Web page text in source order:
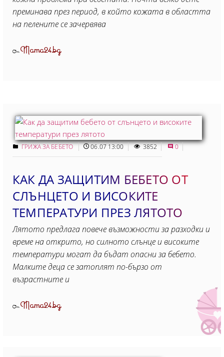
преминава през период, в който кожата в областта
на пелените се зачервява
ОтMama24.bg
ГРИЖА ЗА БЕБЕТО 06.07 13:00 3852 0
КАК ДА ЗАЩИТИМ БЕБЕТО ОТ
СЛЪНЦЕТО И ВИСОКИТЕ
ТЕМПЕРАТУРИ ПРЕЗ ЛЯТОТО
Лятото предлага повече възможности за разходки и
време на открито, но силното слънце и високите
температури могат да бъдат опасни за бебето.
Малките деца се затоплят по-бързо от
възрастните и
ОтMama24.bg